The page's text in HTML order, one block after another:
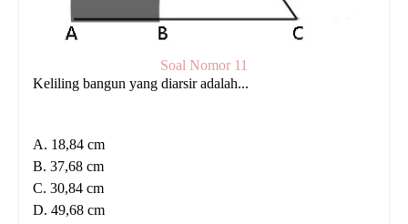
Soal Nomor 11
Keliling bangun yang diarsir adalah...
A. 18,84 cm
B. 37,68 cm
C. 30,84 cm
D. 49,68 cm